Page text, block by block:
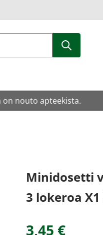
nouto apteekista.
Minidosetti
3 lokeroa
3,45 €